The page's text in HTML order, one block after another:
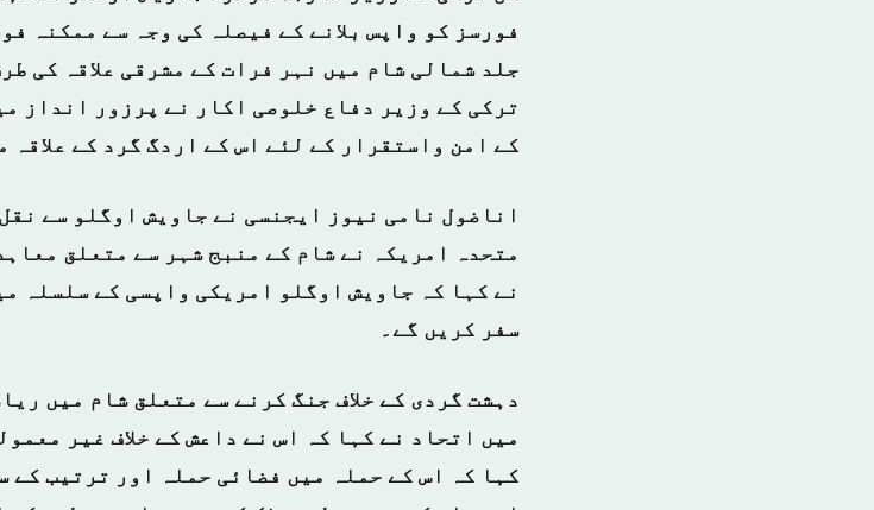
فورسز کو واپس بلانے کے فیصلہ کی وجہ سے ممکنہ
جلد شمالی شام میں نہر فرات کے مشرقی علاقہ کی
ترکی کے وزیر دفاع خلوصی اکار نے پرزور انداز
کے امن واستقرار کے لئے اس کے اردگ گرد کے علاقہ
اناضول نامی نیوز ایجنسی نے جاویش اوگلو سے
متحدہ امریکہ نے شام کے منبج شہر سے متعلق
نے کہا کہ جاویش اوگلو امریکی واپسی کے سلسلہ
سفر کریں گے۔
دہشت گردی کے خلاف جنگ کرنے سے متعلق شام میں
میں اتحاد نے کہا کہ اس نے داعش کے خلاف غیر
کہا کہ اس کے حملہ میں فضائی حملہ اور ترتیب کے